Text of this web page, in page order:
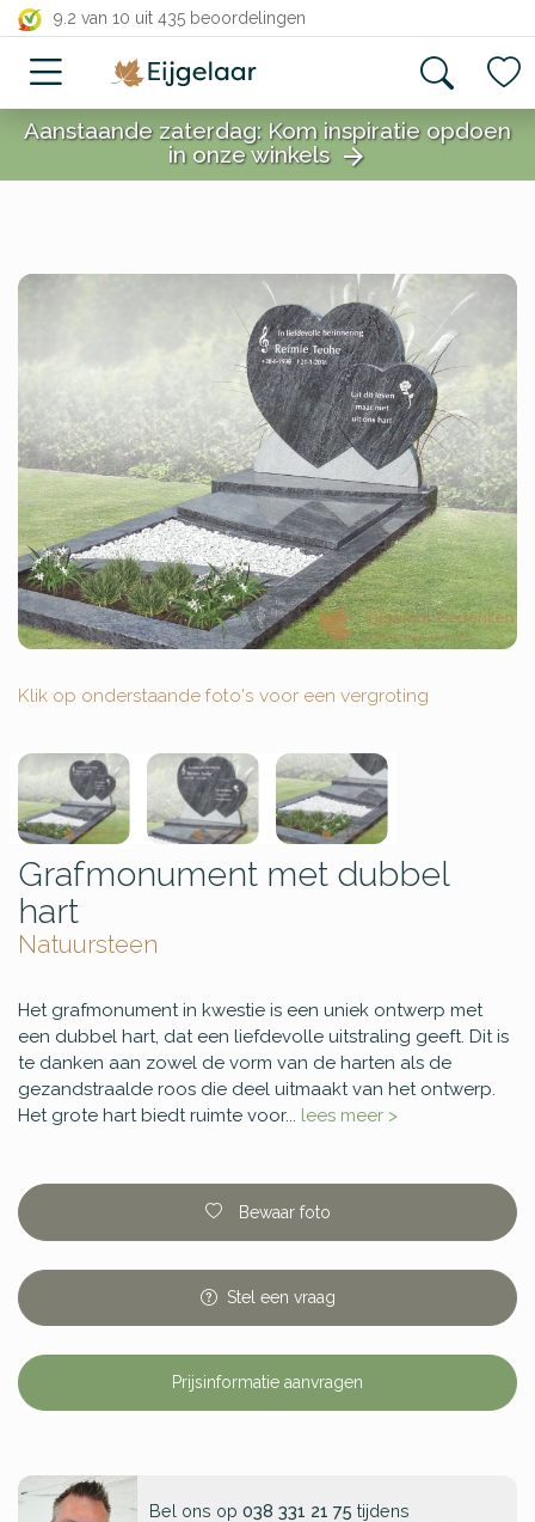
9.2 van 10 uit 435 beoordelingen
close
close
Aanstaande zaterdag: Kom inspiratie opdoen
in onze winkels arrow_forward
Klik op onderstaande foto's voor een vergroting
Grafmonument met dubbel
hart
Natuursteen
Het grafmonument in kwestie is een uniek ontwerp met
een dubbel hart, dat een liefdevolle uitstraling geeft. Dit is
te danken aan zowel de vorm van de harten als de
gezandstraalde roos die deel uitmaakt van het ontwerp.
Het grote hart biedt ruimte voor... lees meer >
Bewaar foto
Stel een vraag
Prijsinformatie aanvragen
Bel ons op 038 331 21 75 tijdens